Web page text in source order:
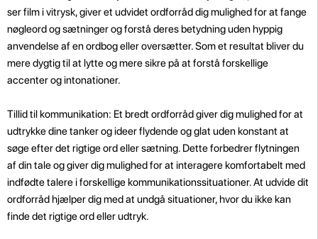
ser film i vitrysk, giver et udvidet ordforråd dig mulighed for at fange
nøgleord og sætninger og forstå deres betydning uden hyppig
anvendelse af en ordbog eller oversætter. Som et resultat bliver du
mere dygtig til at lytte og mere sikre på at forstå forskellige
accenter og intonationer.
Tillid til kommunikation: Et bredt ordforråd giver dig mulighed for at
udtrykke dine tanker og ideer flydende og glat uden konstant at
søge efter det rigtige ord eller sætning. Dette forbedrer flytningen
af ​​din tale og giver dig mulighed for at interagere komfortabelt med
indfødte talere i forskellige kommunikationssituationer. At udvide dit
ordforråd hjælper dig med at undgå situationer, hvor du ikke kan
finde det rigtige ord eller udtryk.